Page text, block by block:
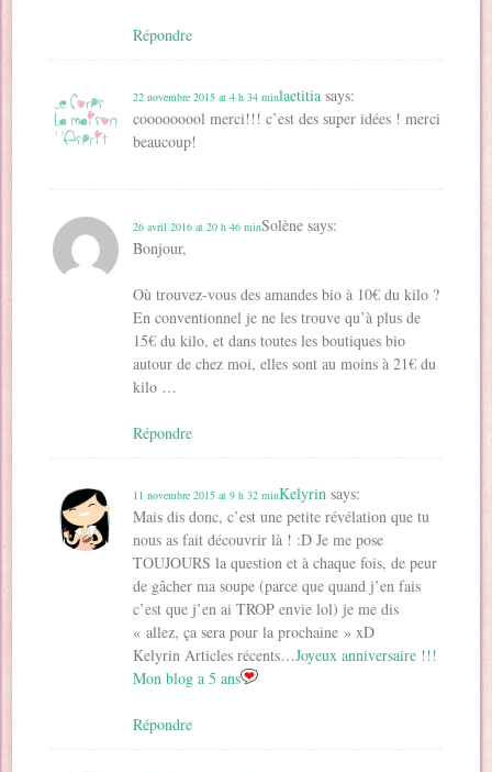
Répondre
laetitia says:
22 novembre 2015 at 4 h 34 min
cooooooool merci!!! c’est des super idées ! merci
beaucoup!
Solène says:
26 avril 2016 at 20 h 46 min
Bonjour,
Où trouvez-vous des amandes bio à 10€ du kilo ?
En conventionnel je ne les trouve qu’à plus de
15€ du kilo, et dans toutes les boutiques bio
autour de chez moi, elles sont au moins à 21€ du
kilo …
Répondre
Kelyrin says:
11 novembre 2015 at 9 h 32 min
Mais dis donc, c’est une petite révélation que tu
nous as fait découvrir là ! :D Je me pose
TOUJOURS la question et à chaque fois, de peur
de gâcher ma soupe (parce que quand j’en fais
c’est que j’en ai TROP envie lol) je me dis
« allez, ça sera pour la prochaine » xD
Kelyrin Articles récents…Joyeux anniversaire !!!
Mon blog a 5 ans
Répondre